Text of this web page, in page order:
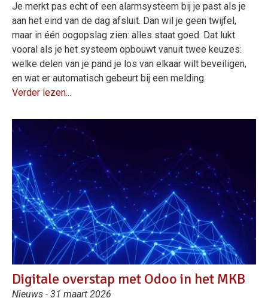
Je merkt pas echt of een alarmsysteem bij je past als je
aan het eind van de dag afsluit. Dan wil je geen twijfel,
maar in één oogopslag zien: alles staat goed. Dat lukt
vooral als je het systeem opbouwt vanuit twee keuzes:
welke delen van je pand je los van elkaar wilt beveiligen,
en wat er automatisch gebeurt bij een melding.
Verder lezen...
Digitale overstap met Odoo in het MKB
Nieuws - 31 maart 2026